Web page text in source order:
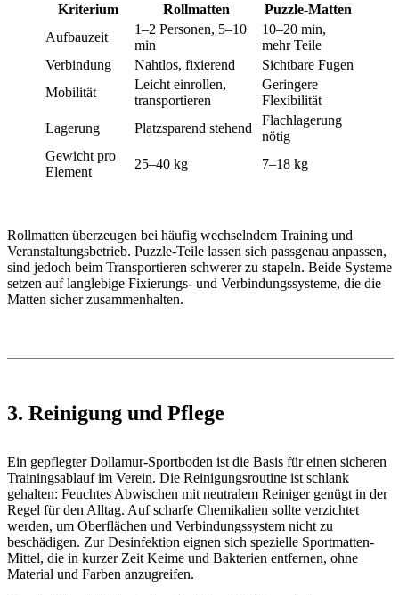
Kriterium Rollmatten
Puzzle-Matten
Aufbauzeit
1–2 Personen, 5–10
min
10–20 min,
mehr Teile
Verbindung
Nahtlos, fixierend
Sichtbare Fugen
Mobilität
Leicht einrollen,
transportieren
Geringere
Flexibilität
Lagerung
Platzsparend stehend
Flachlagerung
nötig
Gewicht pro
Element
25–40 kg 7–18 kg
Rollmatten überzeugen bei häufig wechselndem Training und
Veranstaltungsbetrieb. Puzzle-Teile lassen sich passgenau anpassen,
sind jedoch beim Transportieren schwerer zu stapeln. Beide Systeme
setzen auf langlebige Fixierungs- und Verbindungssysteme, die die
Matten sicher zusammenhalten.
3. Reinigung und Pflege
Ein gepflegter Dollamur-Sportboden ist die Basis für einen sicheren
Trainingsablauf im Verein. Die Reinigungsroutine ist schlank
gehalten: Feuchtes Abwischen mit neutralem Reiniger genügt in der
Regel für den Alltag. Auf scharfe Chemikalien sollte verzichtet
werden, um Oberflächen und Verbindungssystem nicht zu
beschädigen. Zur Desinfektion eignen sich spezielle Sportmatten-
Mittel, die in kurzer Zeit Keime und Bakterien entfernen, ohne
Material und Farben anzugreifen.